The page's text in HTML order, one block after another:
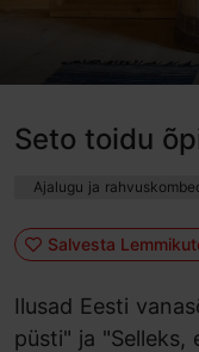
Seto toidu
Ajalugu ja
Salvesta
Ilusad Eesti
püsti" ja "Selleks,